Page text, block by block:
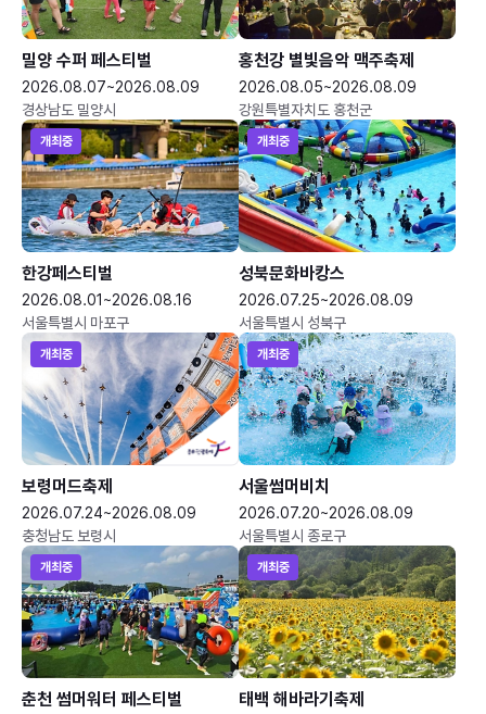
밀양 수퍼 페스티벌
2026.08.07~2026.08.09
경상남도 밀양시
홍천강 별빛음악 맥주축제
2026.08.05~2026.08.09
강원특별자치도 홍천군
개최중
한강페스티벌
2026.08.01~2026.08.16
서울특별시 마포구
개최중
성북문화바캉스
2026.07.25~2026.08.09
서울특별시 성북구
개최중
보령머드축제
2026.07.24~2026.08.09
충청남도 보령시
개최중
서울썸머비치
2026.07.20~2026.08.09
서울특별시 종로구
개최중
춘천 썸머워터 페스티벌
개최중
태백 해바라기축제